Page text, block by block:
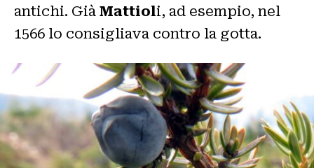
antichi. Già Mattioli, ad esempio, nel
1566 lo consigliava contro la gotta.